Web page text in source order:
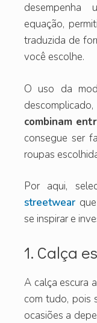
desempenha
equação,
traduzida de
você escolhe.
O uso da
combinam
consegue ser
roupas
Por aqui,
streetwear
se inspirar e
1. Calça
A calça escura
com tudo, pois
ocasiões a